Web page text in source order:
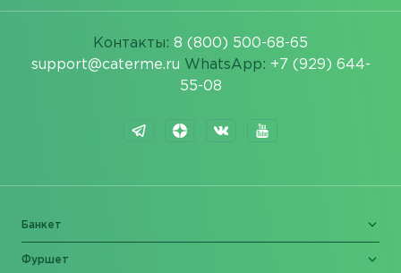
Контакты: 8 (800) 500-68-65
support@caterme.ru WhatsApp: +7 (929) 644-
55-08
Банкет
Фуршет